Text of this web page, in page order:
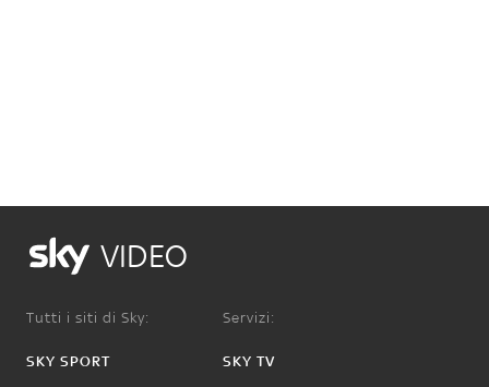
VIDEO
Tutti i siti di Sky:
SKY SPORT
Servizi:
SKY TV